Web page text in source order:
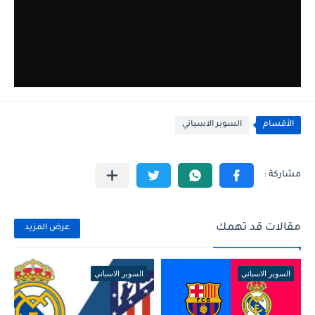
الأقسام السوبر الاسباني
مقالات قد تهمك عرض المزيد
السوبر الاسباني السوبر الاسباني